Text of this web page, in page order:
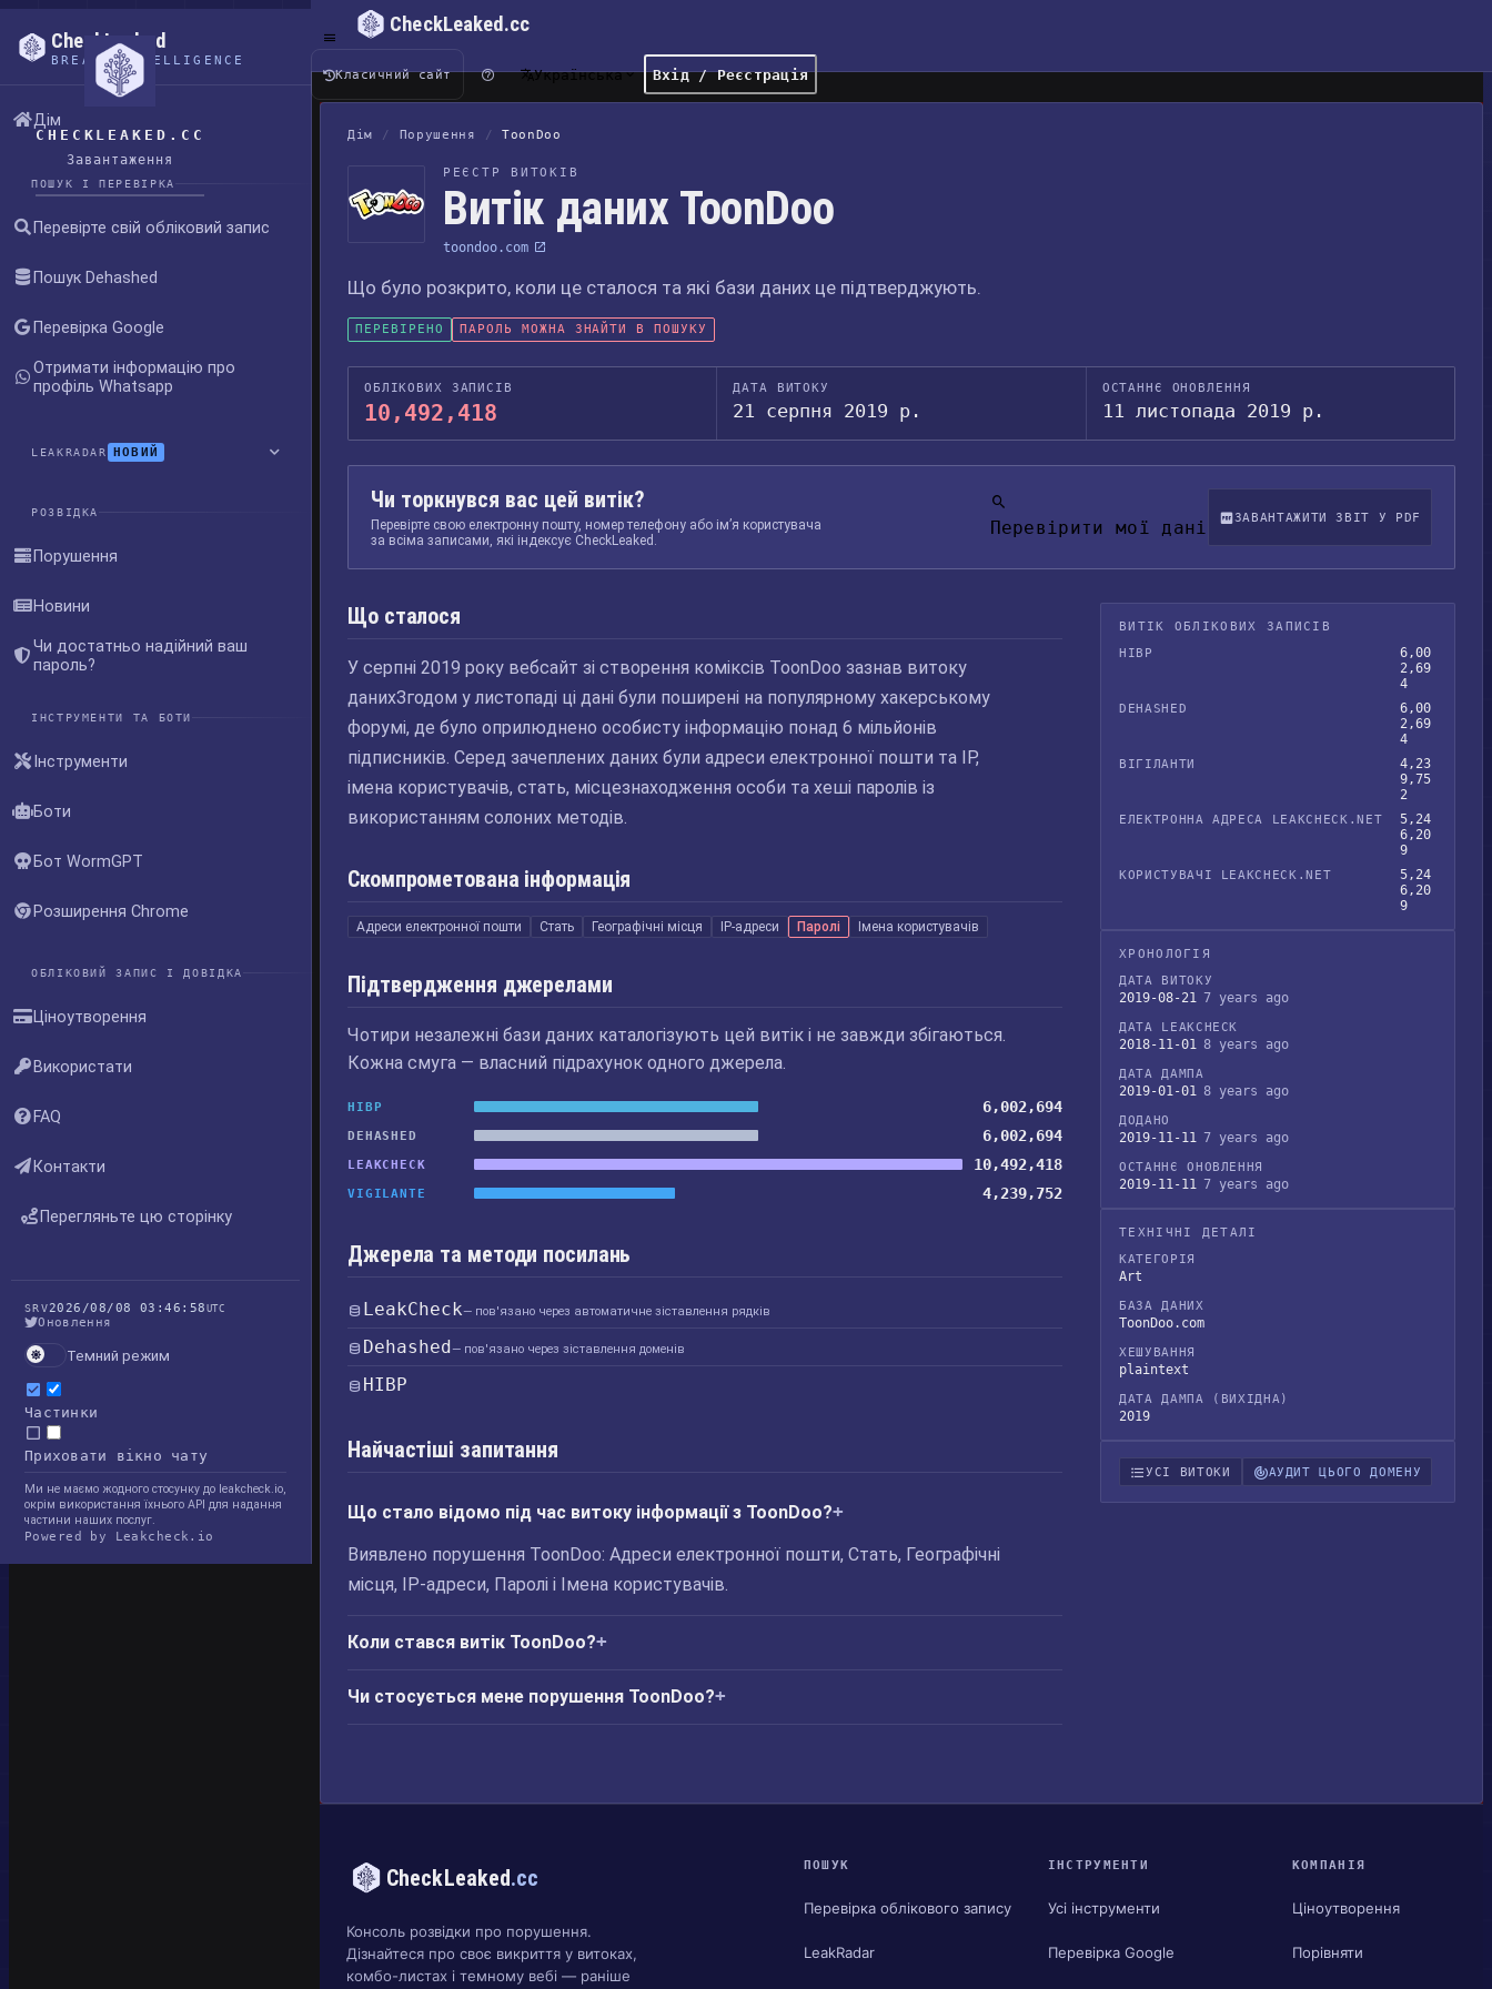
CHECKLEAKED.CC
Завантаження
CheckLeaked
BREACH INTELLIGENCE
Дім
ПОШУК І ПЕРЕВІРКА
Перевірте свій обліковий запис
Пошук Dehashed
Перевірка Google
Отримати інформацію про
профіль Whatsapp
LEAKRADAR НОВИЙ
РОЗВІДКА
Порушення
Новини
Чи достатньо надійний ваш
пароль?
ІНСТРУМЕНТИ ТА БОТИ
Інструменти
Боти
Бот WormGPT
Розширення Chrome
ОБЛІКОВИЙ ЗАПИС І ДОВІДКА
Ціноутворення
Використати
FAQ
Контакти
Перегляньте цю сторінку
SRV2026/08/08 03:46:58UTC
Оновлення
Темний режим
Частинки
Приховати вікно чату
Ми не маємо жодного стосунку до leakcheck.io,
окрім використання їхнього API для надання
частини наших послуг.
Powered by Leakcheck.io
CheckLeaked.cc
Класичний сайт Українська Вхід / Реєстрація
Дім / Порушення / ToonDoo
РЕЄСТР ВИТОКІВ
Витік даних ToonDoo
toondoo.com
Що було розкрито, коли це сталося та які бази даних це підтверджують.
ПЕРЕВІРЕНО ПАРОЛЬ МОЖНА ЗНАЙТИ В ПОШУКУ
ОБЛІКОВИХ ЗАПИСІВ
10,492,418
ДАТА ВИТОКУ
21 серпня 2019 р.
ОСТАННЄ ОНОВЛЕННЯ
11 листопада 2019 р.
Чи торкнувся вас цей витік?
Перевірте свою електронну пошту, номер телефону або ім’я користувача
за всіма записами, які індексує CheckLeaked.
Перевірити мої дані ЗАВАНТАЖИТИ ЗВІТ У PDF
Що сталося
У серпні 2019 року вебсайт зі створення коміксів ToonDoo зазнав витоку
данихЗгодом у листопаді ці дані були поширені на популярному хакерському
форумі, де було оприлюднено особисту інформацію понад 6 мільйонів
підписників. Серед зачеплених даних були адреси електронної пошти та IP,
імена користувачів, стать, місцезнаходження особи та хеші паролів із
використанням солоних методів.
Скомпрометована інформація
Адреси електронної пошти Стать Географічні місця IP-адреси Паролі Імена користувачів
Підтвердження джерелами
Чотири незалежні бази даних каталогізують цей витік і не завжди збігаються.
Кожна смуга — власний підрахунок одного джерела.
HIBP 6,002,694
DEHASHED 6,002,694
LEAKCHECK 10,492,418
VIGILANTE 4,239,752
Джерела та методи посилань
LeakCheck— пов'язано через автоматичне зіставлення рядків
Dehashed— пов'язано через зіставлення доменів
HIBP
Найчастіші запитання
Що стало відомо під час витоку інформації з ToonDoo?
Виявлено порушення ToonDoo: Адреси електронної пошти, Стать, Географічні
місця, IP-адреси, Паролі і Імена користувачів.
Коли стався витік ToonDoo?
Чи стосується мене порушення ToonDoo?
ВИТІК ОБЛІКОВИХ ЗАПИСІВ
HIBP
6,00
2,69
4
DEHASHED
6,00
2,69
4
ВІГІЛАНТИ
4,23
9,75
2
ЕЛЕКТРОННА АДРЕСА LEAKCHECK.NET
5,24
6,20
9
КОРИСТУВАЧІ LEAKCHECK.NET
5,24
6,20
9
ХРОНОЛОГІЯ
ДАТА ВИТОКУ
2019-08-21 7 years ago
ДАТА LEAKCHECK
2018-11-01 8 years ago
ДАТА ДАМПА
2019-01-01 8 years ago
ДОДАНО
2019-11-11 7 years ago
ОСТАННЄ ОНОВЛЕННЯ
2019-11-11 7 years ago
ТЕХНІЧНІ ДЕТАЛІ
КАТЕГОРІЯ
Art
БАЗА ДАНИХ
ToonDoo.com
ХЕШУВАННЯ
plaintext
ДАТА ДАМПА (ВИХІДНА)
2019
УСІ ВИТОКИ АУДИТ ЦЬОГО ДОМЕНУ
CheckLeaked.cc
Консоль розвідки про порушення.
Дізнайтеся про своє викриття у витоках,
комбо-листах і темному вебі — раніше
ПОШУК
Перевірка облікового запису
LeakRadar
ІНСТРУМЕНТИ
Усі інструменти
Перевірка Google
КОМПАНІЯ
Ціноутворення
Порівняти